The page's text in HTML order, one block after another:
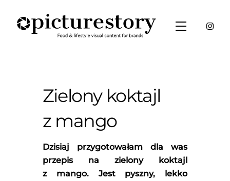
content
Menu
Zielony koktajl
z mango
Dzisiaj przygotowałam dla was
przepis na zielony koktajl
z mango. Jest pyszny, lekko